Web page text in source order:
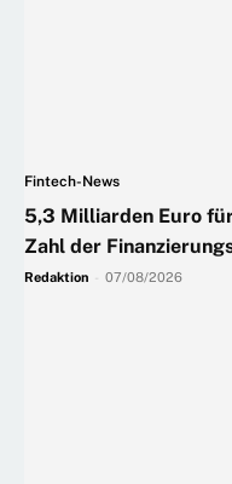
Fintech-News
5,3 Milliarden Euro
Zahl der
Redaktion 07/08/2026